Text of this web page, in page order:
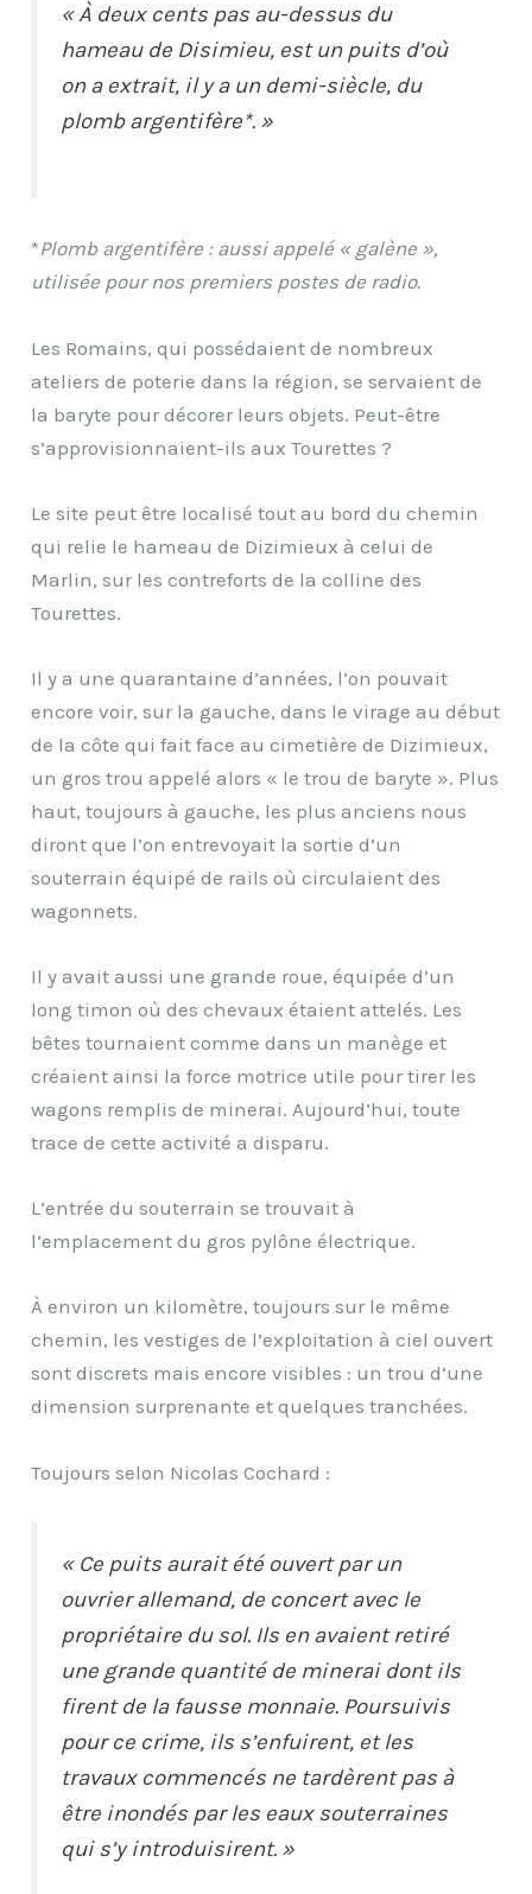
« À deux cents pas au-dessus du
hameau de Disimieu, est un puits d’où
on a extrait, il y a un demi-siècle, du
plomb argentifère*. »
*Plomb argentifère : aussi appelé « galène »,
utilisée pour nos premiers postes de radio.
Les Romains, qui possédaient de nombreux
ateliers de poterie dans la région, se servaient de
la baryte pour décorer leurs objets. Peut-être
s’approvisionnaient-ils aux Tourettes ?
Le site peut être localisé tout au bord du chemin
qui relie le hameau de Dizimieux à celui de
Marlin, sur les contreforts de la colline des
Tourettes.
Il y a une quarantaine d’années, l’on pouvait
encore voir, sur la gauche, dans le virage au début
de la côte qui fait face au cimetière de Dizimieux,
un gros trou appelé alors « le trou de baryte ». Plus
haut, toujours à gauche, les plus anciens nous
diront que l’on entrevoyait la sortie d’un
souterrain équipé de rails où circulaient des
wagonnets.
Il y avait aussi une grande roue, équipée d’un
long timon où des chevaux étaient attelés. Les
bêtes tournaient comme dans un manège et
créaient ainsi la force motrice utile pour tirer les
wagons remplis de minerai. Aujourd’hui, toute
trace de cette activité a disparu.
L’entrée du souterrain se trouvait à
l’emplacement du gros pylône électrique.
À environ un kilomètre, toujours sur le même
chemin, les vestiges de l’exploitation à ciel ouvert
sont discrets mais encore visibles : un trou d’une
dimension surprenante et quelques tranchées.
Toujours selon Nicolas Cochard :
« Ce puits aurait été ouvert par un
ouvrier allemand, de concert avec le
propriétaire du sol. Ils en avaient retiré
une grande quantité de minerai dont ils
firent de la fausse monnaie. Poursuivis
pour ce crime, ils s’enfuirent, et les
travaux commencés ne tardèrent pas à
être inondés par les eaux souterraines
qui s’y introduisirent. »